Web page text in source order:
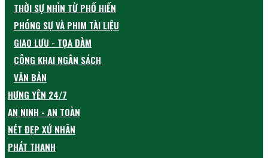
THỜI SỰ NHÌN TỪ PHỐ HIẾN
PHÓNG SỰ VÀ PHIM TÀI LIỆU
GIAO LƯU - TỌA ĐÀM
CÔNG KHAI NGÂN SÁCH
VĂN BẢN
HƯNG YÊN 24/7
AN NINH - AN TOÀN
NÉT ĐẸP XỨ NHÃN
PHÁT THANH